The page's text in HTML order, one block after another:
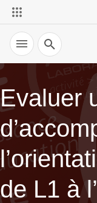
Recherche
Evaluer
de L1 à